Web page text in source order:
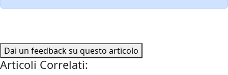
Dai un feedback su questo articolo
Articoli Correlati: